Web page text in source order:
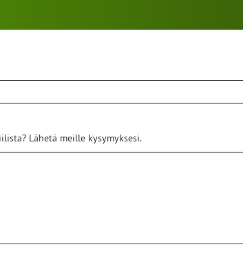
Lähetä meille kysymyksesi.